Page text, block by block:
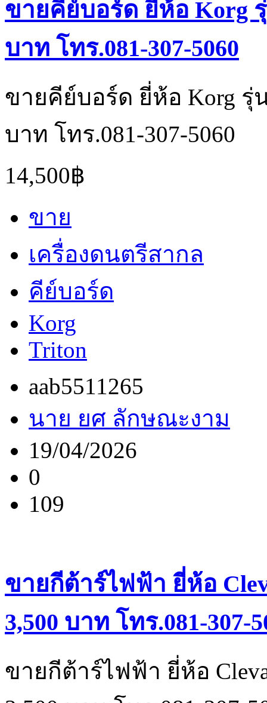
ขายคีย์บอร์ด ยี่ห้อ Korg
บาท โทร.081-307-5060
ขายคีย์บอร์ด ยี่ห้อ Korg รุ่
บาท โทร.081-307-5060
14,500฿
ขาย
เครื่องดนตรีสากล
คีย์บอร์ด
Korg
Triton
aab5511265
นาย ยศ ลักษณะงาม
19/04/2026
0
109
ขายกีต้าร์ไฟฟ้า ยี่ห้อ
3,500 บาท โทร.081-307-
ขายกีต้าร์ไฟฟ้า ยี่ห้อ